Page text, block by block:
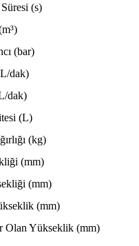
(s)
(bar)
dak)
dak)
(L)
(kg)
(mm)
(mm)
(mm)
Olan Yükseklik (mm)